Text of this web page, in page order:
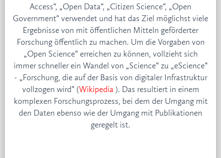
Access“, „Open Data“, „Citizen Science“, „Open
Government“ verwendet und hat das Ziel möglichst viele
Ergebnisse von mit öffentlichen Mitteln geförderter
Forschung öffentlich zu machen. Um die Vorgaben von
„Open Science“ erreichen zu können, vollzieht sich
immer schneller ein Wandel von „Science“ zu „eScience“
- „Forschung, die auf der Basis von digitaler Infrastruktur
vollzogen wird“ (Wikipedia ). Das resultiert in einem
komplexen Forschungsprozess, bei dem der Umgang mit
den Daten ebenso wie der Umgang mit Publikationen
geregelt ist.